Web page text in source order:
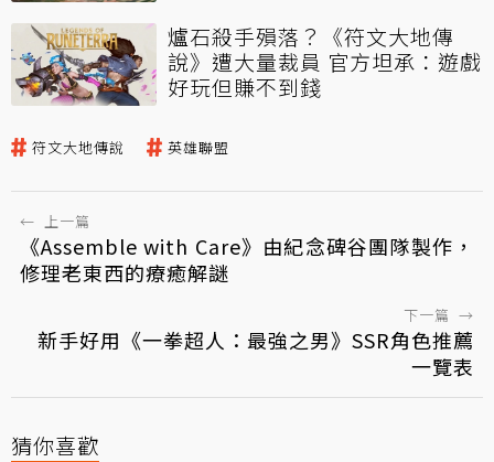
爐石殺手殞落？《符文大地傳
說》遭大量裁員 官方坦承：遊戲
好玩但賺不到錢
符文大地傳說 英雄聯盟
← 上一篇
《Assemble with Care》由紀念碑谷團隊製作，
修理老東西的療癒解謎
下一篇 →
新手好用《一拳超人：最強之男》SSR角色推薦
一覽表
猜你喜歡